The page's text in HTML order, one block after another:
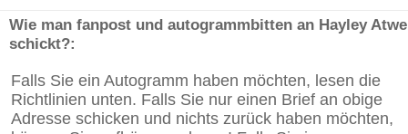
Wie man fanpost und autogrammbitten an Hayley
schickt?:
Falls Sie ein Autogramm haben möchten, lesen die
Richtlinien unten. Falls Sie nur einen Brief an obige
Adresse schicken und nichts zurück haben möchten,